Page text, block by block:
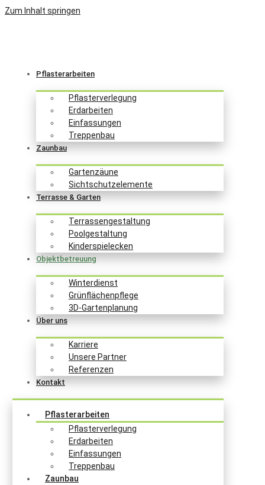
Zum Inhalt springen
Pflasterarbeiten
Pflasterverlegung
Erdarbeiten
Einfassungen
Treppenbau
Zaunbau
Gartenzäune
Sichtschutzelemente
Terrasse & Garten
Terrassengestaltung
Poolgestaltung
Kinderspielecken
Objektbetreuung
Winterdienst
Grünflächenpflege
3D-Gartenplanung
Über uns
Karriere
Unsere Partner
Referenzen
Kontakt
Pflasterarbeiten
Pflasterverlegung
Erdarbeiten
Einfassungen
Treppenbau
Zaunbau